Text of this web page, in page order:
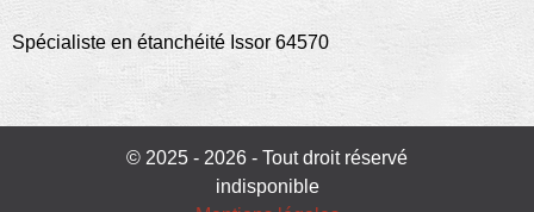
Spécialiste en étanchéité Issor 64570
© 2025 - 2026 - Tout droit réservé
indisponible